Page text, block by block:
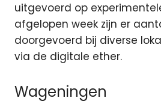
uitgevoerd op
afgelopen week zijn er
doorgevoerd bij diverse
via de digitale ether.
Wageningen